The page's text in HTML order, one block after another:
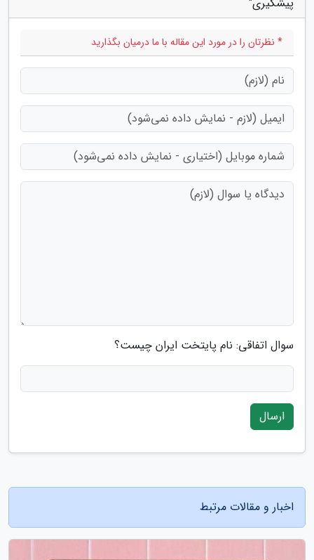
* نظرتان را در مورد این مقاله با ما درمیان بگذارید
سوال اتفاقی: نام پایتخت ایران چیست؟
ارسال
اخبار و مقالات مرتبط